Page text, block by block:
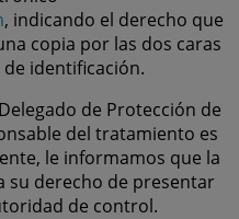
, indicando el derecho que
copia por las dos caras
identificación.
de Protección de
del tratamiento es
le informamos que la
su derecho de presentar
de control.